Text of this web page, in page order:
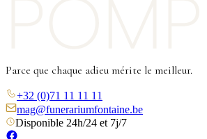
Parce que chaque adieu mérite le meilleur.
+32 (0)71 11 11 11
mag@funerariumfontaine.be
Disponible 24h/24 et 7j/7